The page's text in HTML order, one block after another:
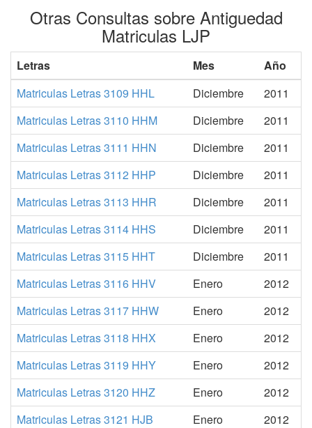
Otras Consultas sobre Antiguedad
Matriculas LJP
Letras Mes
Año
Matriculas Letras 3109 HHL
Diciembre
2011
Matriculas Letras 3110 HHM
Diciembre
2011
Matriculas Letras 3111 HHN
Diciembre
2011
Matriculas Letras 3112 HHP
Diciembre
2011
Matriculas Letras 3113 HHR
Diciembre
2011
Matriculas Letras 3114 HHS
Diciembre
2011
Matriculas Letras 3115 HHT
Diciembre
2011
Matriculas Letras 3116 HHV
Enero
2012
Matriculas Letras 3117 HHW
Enero
2012
Matriculas Letras 3118 HHX
Enero
2012
Matriculas Letras 3119 HHY
Enero
2012
Matriculas Letras 3120 HHZ
Enero
2012
Matriculas Letras 3121 HJB
Enero
2012